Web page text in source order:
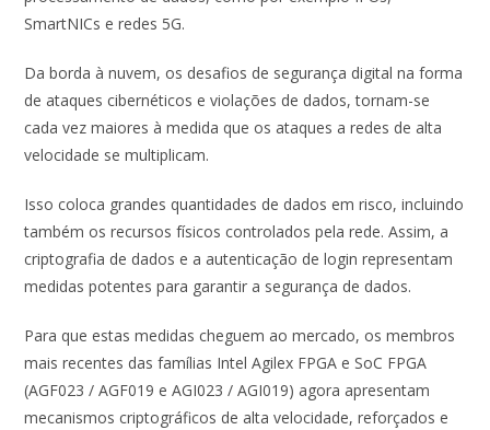
SmartNICs e redes 5G.
Da borda à nuvem, os desafios de segurança digital na forma
de ataques cibernéticos e violações de dados, tornam-se
cada vez maiores à medida que os ataques a redes de alta
velocidade se multiplicam.
Isso coloca grandes quantidades de dados em risco, incluindo
também os recursos físicos controlados pela rede. Assim, a
criptografia de dados e a autenticação de login representam
medidas potentes para garantir a segurança de dados.
Para que estas medidas cheguem ao mercado, os membros
mais recentes das famílias Intel Agilex FPGA e SoC FPGA
(AGF023 / AGF019 e AGI023 / AGI019) agora apresentam
mecanismos criptográficos de alta velocidade, reforçados e